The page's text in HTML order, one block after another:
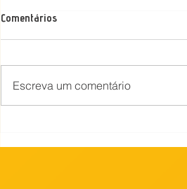
Comentários
Escreva um comentário